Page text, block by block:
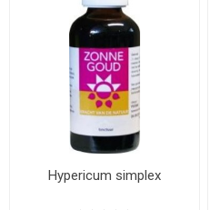
Hypericum simplex